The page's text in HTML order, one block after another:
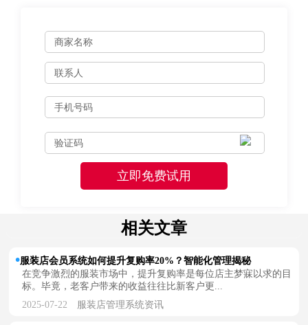
相关文章
服装店会员系统如何提升复购率20%？智能化管理揭秘
在竞争激烈的服装市场中，提升复购率是每位店主梦寐以求的目
标。毕竟，老客户带来的收益往往比新客户更...
2025-07-22 服装店管理系统资讯